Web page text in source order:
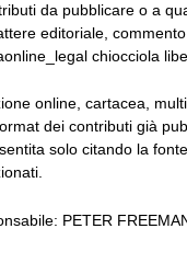
da pubblicare o a
editoriale,
chiocciola
online, cartacea,
dei contributi già
solo citando la
PETER